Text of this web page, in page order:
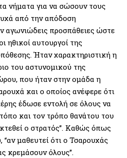
νήματα για να σώσουν τους
από την απόδοση
αγωνιώδεις προσπάθειες ώστε
ηθικοί αυτουργοί της
Ήταν χαρακτηριστική η
του αστυνομικού της
που ήταν στην ομάδα η
και ο οποίος ανέφερε ότι
έδωσε εντολή σε όλους να
και τον τρόπο θανάτου του
ο στρατός”. Καθώς όπως
“αν μαθευτεί ότι ο Τσαρουχάς
κρεμάσουν όλους”.